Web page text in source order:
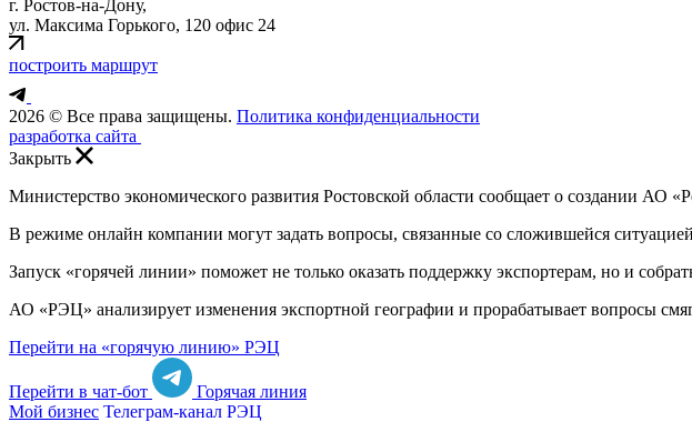
г. Ростов-на-Дону,
ул. Максима Горького, 120 офис 24
построить маршрут
2026 © Все права защищены. Политика конфиденциальности
разработка сайта
Закрыть
Министерство экономического развития Ростовской области сообщает о создании АО
В режиме онлайн компании могут задать вопросы, связанные со сложившейся
Запуск «горячей линии» поможет не только оказать поддержку экспортерам, но и
АО «РЭЦ» анализирует изменения экспортной географии и прорабатывает вопросы
Перейти на «горячую линию» РЭЦ
Перейти в чат-бот
Горячая линия
Мой бизнес Телеграм-канал РЭЦ